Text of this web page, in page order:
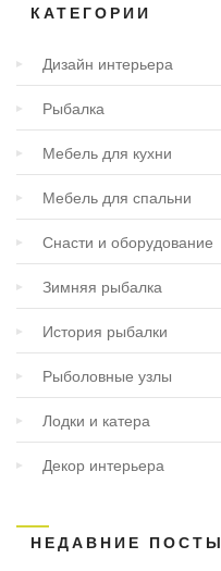
КАТЕГОРИИ
Дизайн интерьера
Рыбалка
Мебель для кухни
Мебель для спальни
Снасти и оборудование
Зимняя рыбалка
История рыбалки
Рыболовные узлы
Лодки и катера
Декор интерьера
НЕДАВНИЕ ПОСТЫ